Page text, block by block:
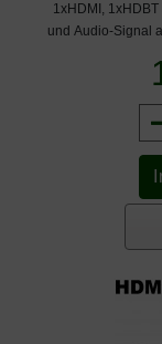
1xHDMI,
und Audio-Signal
HDBaseT